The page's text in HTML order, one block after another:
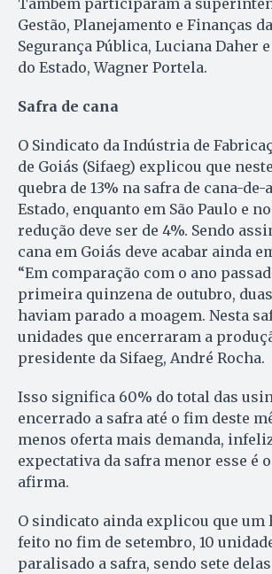
Também participaram a
Gestão, Planejamento e Finanças
Segurança Pública, Luciana Daher
do Estado, Wagner Portela.
Safra de cana
O Sindicato da Indústria de
de Goiás (Sifaeg) explicou que
quebra de 13% na safra de cana-de-
Estado, enquanto em São Paulo e
redução deve ser de 4%. Sendo
cana em Goiás deve acabar ainda
“Em comparação com o ano
primeira quinzena de outubro,
haviam parado a moagem. Nesta
unidades que encerraram a
presidente da Sifaeg, André Rocha.
Isso significa 60% do total das
encerrado a safra até o fim deste
menos oferta mais demanda,
expectativa da safra menor esse é
afirma.
O sindicato ainda explicou que um
feito no fim de setembro, 10
paralisado a safra, sendo sete